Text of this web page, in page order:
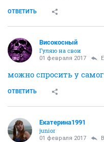
ОТВЕТИТЬ
Високосный
Гуляю на свои
01 февраля 2017
можно спросить у
ОТВЕТИТЬ
Екатерина1991
junior
01 февраля 2017